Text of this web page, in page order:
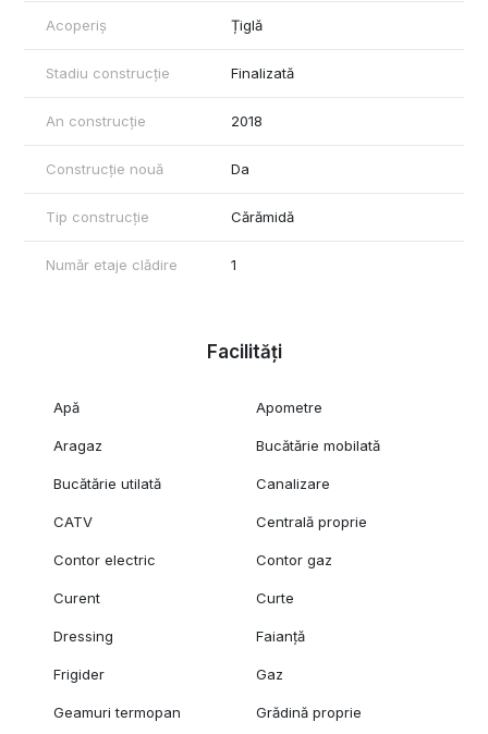
Acoperiș Țiglă
Stadiu construcție Finalizată
An construcție 2018
Construcție nouă Da
Tip construcție Cărămidă
Număr etaje clădire 1
Facilități
Apă Apometre
Aragaz Bucătărie mobilată
Bucătărie utilată Canalizare
CATV Centrală proprie
Contor electric Contor gaz
Curent Curte
Dressing Faianță
Frigider Gaz
Geamuri termopan Grădină proprie